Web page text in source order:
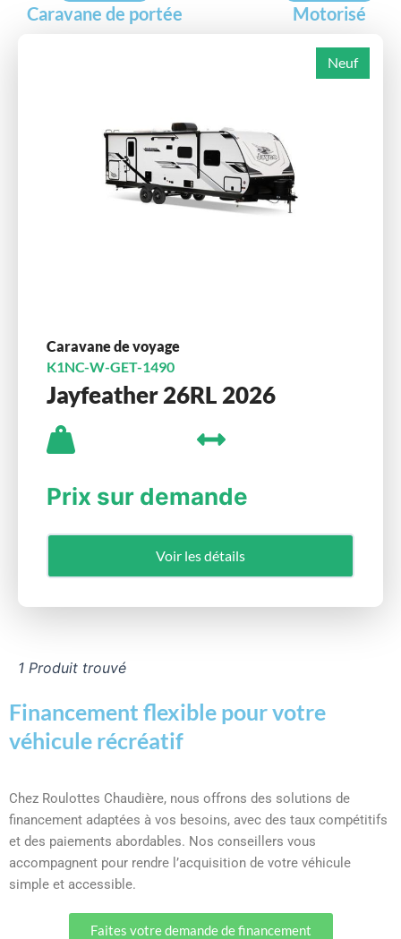
Caravane de portée Motorisé
Neuf
Caravane de voyage
K1NC-W-GET-1490
Jayfeather 26RL 2026
Prix sur demande
Voir les détails
1 Produit trouvé
Financement flexible pour votre
véhicule récréatif
Chez Roulottes Chaudière, nous offrons des solutions de
financement adaptées à vos besoins, avec des taux compétitifs
et des paiements abordables. Nos conseillers vous
accompagnent pour rendre l’acquisition de votre véhicule
simple et accessible.
Faites votre demande de financement